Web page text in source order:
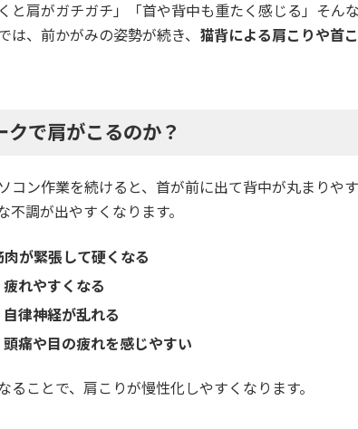
と肩がガチガチ」「首や背中も重たく感じる」そん
は、前かがみの姿勢が続き、 猫背による肩こりや首
クで肩がこるのか？
コン作業を続けると、首が前に出て背中が丸まりや
不調が出やすくなります。
が緊張して硬くなる
れやすくなる
律神経が乱れる
痛や目の疲れを感じやすい
ることで、肩こりが慢性化しやすくなります。